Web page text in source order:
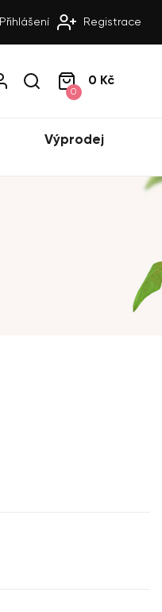
Přihlášení Registrace
0
0 Kč
Výprodej